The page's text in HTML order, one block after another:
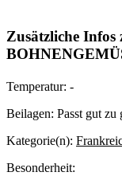
Zusätzliche Infos
Temperatur: -
Beilagen: Passt gut
Kategorie(n):
Besonderheit: